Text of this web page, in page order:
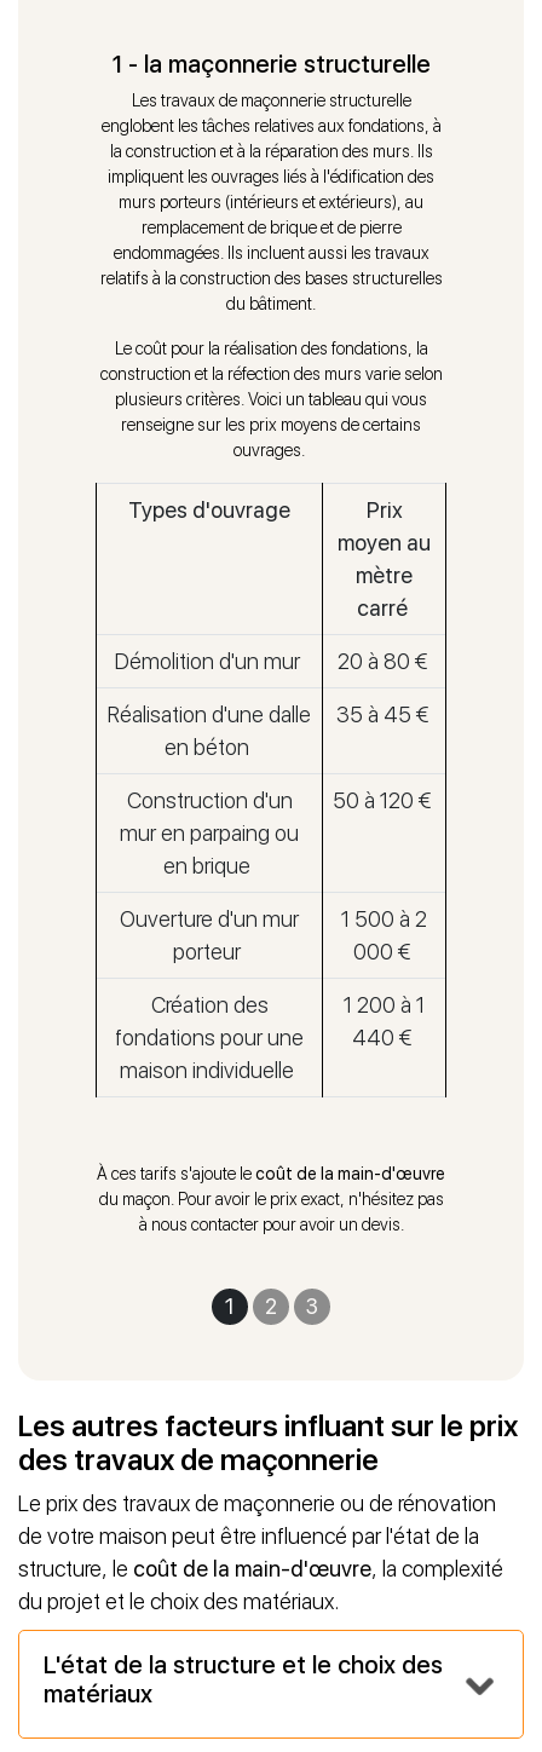
1 2 3
1 - la maçonnerie structurelle
Les travaux de maçonnerie structurelle
englobent les tâches relatives aux fondations, à
la construction et à la réparation des murs. Ils
impliquent les ouvrages liés à l'édification des
murs porteurs (intérieurs et extérieurs), au
remplacement de brique et de pierre
endommagées. Ils incluent aussi les travaux
relatifs à la construction des bases structurelles
du bâtiment.
Le coût pour la réalisation des fondations, la
construction et la réfection des murs varie selon
plusieurs critères. Voici un tableau qui vous
renseigne sur les prix moyens de certains
ouvrages.
Types d'ouvrage
Prix
moyen au
mètre
carré
Démolition d'un mur 20 à 80 €
Réalisation d'une dalle
en béton
35 à 45 €
Construction d'un
mur en parpaing ou
en brique
50 à 120 €
Ouverture d'un mur
porteur
1 500 à 2
000 €
Création des
fondations pour une
maison individuelle
1 200 à 1
440 €
À ces tarifs s'ajoute lecoût de la main-d'œuvre
du maçon. Pour avoir le prix exact, n'hésitez pas
à nous contacter pour avoir un devis.
Les autres facteurs influant sur le prix
des travaux de maçonnerie
Le prix des travaux de maçonnerie ou de rénovation
de votre maison peut être influencé par l'état de la
structure, le coût de la main-d'œuvre, la complexité
du projet et le choix des matériaux.
L'état de la structure et le choix des
matériaux